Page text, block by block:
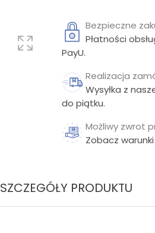
Bezpieczne
Płatności
PayU.
Realizacja
Wysyłka z
do piątku.
Możliwy zwrot
Zobacz
SZCZEGÓŁY PRODUKTU